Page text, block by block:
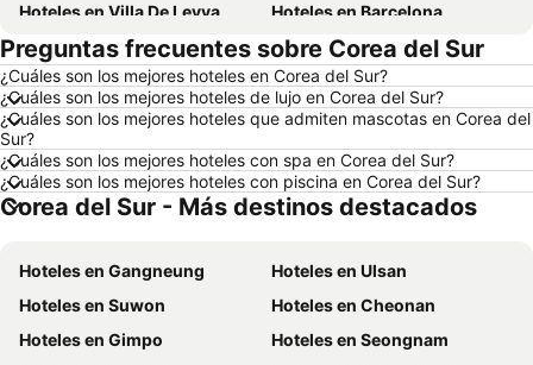
Hoteles en Villa De Leyva
Hoteles en Barcelona
Hoteles en Melgar
Hoteles en París
Hoteles en Roma
Hoteles en Ciudad de México
Hoteles en Pereira
Hoteles en Orlando
Hoteles en Villavicencio
Hoteles en Río de Janeiro
Hoteles en Girardot
Hoteles en Cundinamarca
Hoteles en Santiago de Chile
Hoteles en Madrid
Hoteles en Isla Margarita
Hoteles en Quindío
Hoteles en Argentina
Preguntas frecuentes sobre Corea del Sur
¿Cuáles son los mejores hoteles en Corea del Sur?
¿Cuáles son los mejores hoteles de lujo en Corea del Sur?
¿Cuáles son los mejores hoteles que admiten mascotas en Corea del
Sur?
¿Cuáles son los mejores hoteles con spa en Corea del Sur?
¿Cuáles son los mejores hoteles con piscina en Corea del Sur?
Corea del Sur - Más destinos destacados
Hoteles en Gangneung
Hoteles en Ulsan
Hoteles en Suwon
Hoteles en Cheonan
Hoteles en Gimpo
Hoteles en Seongnam